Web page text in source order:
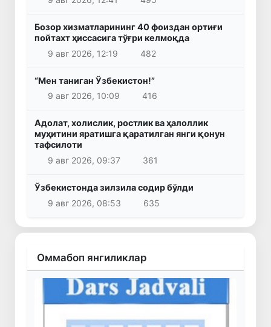
Бозор хизматларининг 40 фоиздан ортиғи
пойтахт ҳиссасига тўғри келмоқда
9 авг 2026, 12:19
482
“Мен таниган Ўзбекистон!”
9 авг 2026, 10:09
416
Адолат, холислик, ростлик ва ҳалоллик
муҳитини яратишга қаратилган янги қонун
тафсилоти
9 авг 2026, 09:37
361
Ўзбекистонда зилзила содир бўлди
9 авг 2026, 08:53
635
Оммабоп янгиликлар